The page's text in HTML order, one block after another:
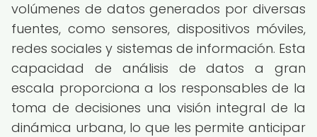
volúmenes de datos generados por diversas
fuentes, como sensores, dispositivos móviles,
redes sociales y sistemas de información. Esta
capacidad de análisis de datos a gran
escala proporciona a los responsables de la
toma de decisiones una visión integral de la
dinámica urbana, lo que les permite anticipar